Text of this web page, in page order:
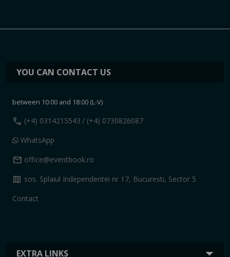
EXTRA LINKS
YOU CAN CONTACT US
between 10:00 and 18:00 (L-V)
call (+4) 0314215543 / (+4) 0730826087
WhatsApp
mail office@eventbook.ro
map sos. Splaiul Independentei nr 17, Bucuresti, Sector 5
Contact